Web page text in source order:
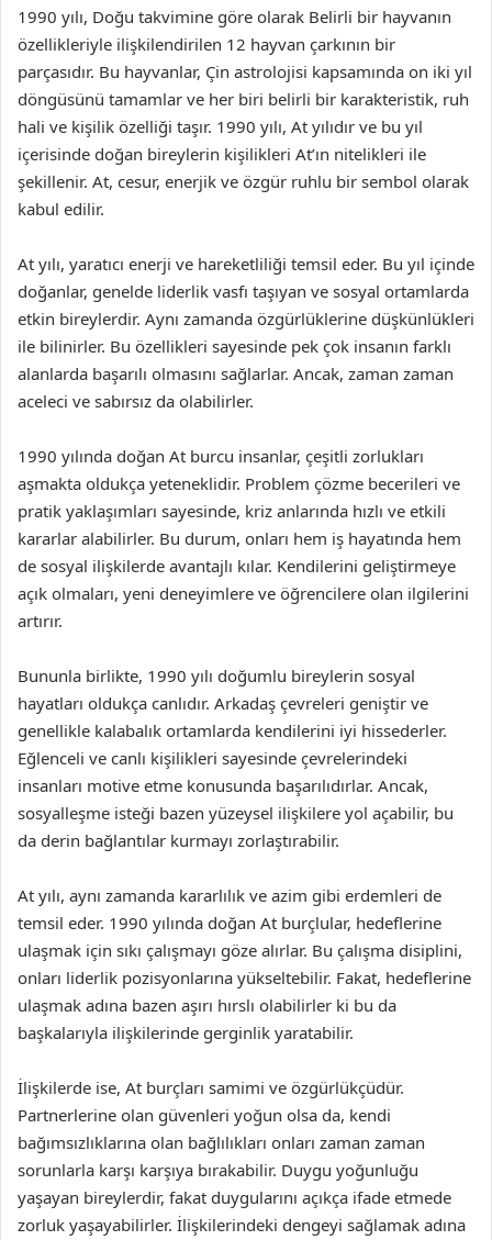
1990 yılı, Doğu takvimine göre olarak Belirli bir hayvanın
özellikleriyle ilişkilendirilen 12 hayvan çarkının bir
parçasıdır. Bu hayvanlar, Çin astrolojisi kapsamında on iki yıl
döngüsünü tamamlar ve her biri belirli bir karakteristik, ruh
hali ve kişilik özelliği taşır. 1990 yılı, At yılıdır ve bu yıl
içerisinde doğan bireylerin kişilikleri At’ın nitelikleri ile
şekillenir. At, cesur, enerjik ve özgür ruhlu bir sembol olarak
kabul edilir.
At yılı, yaratıcı enerji ve hareketliliği temsil eder. Bu yıl içinde
doğanlar, genelde liderlik vasfı taşıyan ve sosyal ortamlarda
etkin bireylerdir. Aynı zamanda özgürlüklerine düşkünlükleri
ile bilinirler. Bu özellikleri sayesinde pek çok insanın farklı
alanlarda başarılı olmasını sağlarlar. Ancak, zaman zaman
aceleci ve sabırsız da olabilirler.
1990 yılında doğan At burcu insanlar, çeşitli zorlukları
aşmakta oldukça yeteneklidir. Problem çözme becerileri ve
pratik yaklaşımları sayesinde, kriz anlarında hızlı ve etkili
kararlar alabilirler. Bu durum, onları hem iş hayatında hem
de sosyal ilişkilerde avantajlı kılar. Kendilerini geliştirmeye
açık olmaları, yeni deneyimlere ve öğrencilere olan ilgilerini
artırır.
Bununla birlikte, 1990 yılı doğumlu bireylerin sosyal
hayatları oldukça canlıdır. Arkadaş çevreleri geniştir ve
genellikle kalabalık ortamlarda kendilerini iyi hissederler.
Eğlenceli ve canlı kişilikleri sayesinde çevrelerindeki
insanları motive etme konusunda başarılıdırlar. Ancak,
sosyalleşme isteği bazen yüzeysel ilişkilere yol açabilir, bu
da derin bağlantılar kurmayı zorlaştırabilir.
At yılı, aynı zamanda kararlılık ve azim gibi erdemleri de
temsil eder. 1990 yılında doğan At burçlular, hedeflerine
ulaşmak için sıkı çalışmayı göze alırlar. Bu çalışma disiplini,
onları liderlik pozisyonlarına yükseltebilir. Fakat, hedeflerine
ulaşmak adına bazen aşırı hırslı olabilirler ki bu da
başkalarıyla ilişkilerinde gerginlik yaratabilir.
İlişkilerde ise, At burçları samimi ve özgürlükçüdür.
Partnerlerine olan güvenleri yoğun olsa da, kendi
bağımsızlıklarına olan bağlılıkları onları zaman zaman
sorunlarla karşı karşıya bırakabilir. Duygu yoğunluğu
yaşayan bireylerdir, fakat duygularını açıkça ifade etmede
zorluk yaşayabilirler. İlişkilerindeki dengeyi sağlamak adına